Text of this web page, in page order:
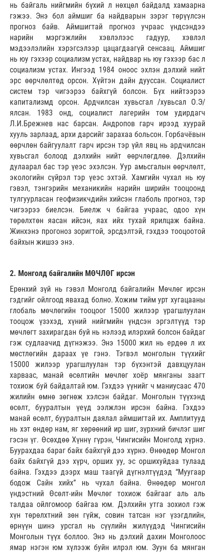
нь байгаль нийгмийн бүхий л нөхцөл байдалд хамаарна
гэжээ. Энэ бол аймшиг ба найдварын зэрэг төрүүлсэн
прогноз байв. Аймшигтай прогноз учраас үндсэндээ
нарийн мэргэжлийн хэвлэлээс гадуур, хэвлэл
мэдээлэлийн хэрэгсэлээр цацагдаагүй сенсаац. Аймшиг
нь юу гэхээр социализм устах, найдвар нь юу гэхээр бас л
социализм устах. Ингээд 1984 оноос эхлэн дэлхий нийт
эрс өөрчлөлтөд орсон. Хүйтэн дайн дууссан. Социалист
систем тэр чигээрээ байхгүй болсон. Бүх нийтээрээ
капитализмд орсон. Ардчилсан хувьсгал /хувьсал О.Э/
ялсан. 1983 онд, социалист лагерийн том удирдагч
Л.И.Брежнев нас барсан. Андропов гарч ирээд хуурай
хууль зарлаад, архи дарсийг зарахаа больсон. Горбачёвын
өөрчлөн байгуулалт гарч ирсэн тэр үйл явц нь ардчилсан
хувьсгал болоод дэлхийн нийт өөрчлөгдлөө. Дэлхийн
дулаарал бас тэр үеэс эхэлсэн. Уур амьсгалын өөрчлөлт,
экологийн сүйрэл тэр үеэс эхтэй. Хамгийн чухал нь юу
гэвэл, тэнгэрийн механикийн нарийн ширийн тооцоонд
тулгуурласан геофизикчдийн хий­сэн глаболь прогноз, тэр
чигээрээ биелсэн. Биелж ч байгаа учраас, одоо хүн
төрөлхтөн яасан ийсэн, яах ийх тухай ярил­цаж байна.
Жинхэнэ прогоноз зоригтой, эрс­дэлтэй, гэхдээ тооцоотой
байхын жишээ энэ.
2. Монголд байгалийн МӨЧЛӨГ ирсэн
Ерөнхий зүй нь гэвэл Монголд байгалийн Мөчлөг ирсэн
гэдгийг ойлгоод явахад болно. Хожим тийм урт хугацааны
глобаль мөчлөгийн тооцоог 15000 жилээр үрагшлуулан
тооцож үзэхэд, хүний нийгмийн үндсэн эргэлтүүд тэр
мөчлөгт захирагдан буй нь нэлээд илэрхий болсон байдаг
гэж судлаачид дүгнэжээ. Энэ 15000 жил нь ердөө л их
мөстлөгийн дараах үе гэнэ. Тэгвэл монголын түүхийг
15000 жилээр урагшлуулан тэр бүхэнтэй давхцуулан
харваас, манай өсөлтийн мөчлөг хоёр мянганы заагт
тохиож буй байдалтай юм. Гэхдээ үүнийг ч маниусаас 470
жилийн өмнө зөгнөж хэлсэн байдаг. Монголын түүхэнд
өсөлт, бууралтын үеүд ээлжлэн ирсэн байна. Гэхдээ
манай өсөлт, бууралтын даялал аймшигтай их. Амплитууд
нь хэт өндөр нам, яг хөрөөний ир шиг, зүрхний бичлэг шиг
гэсэн үг. Өсөхдөө Хүннү гүрэн, Чингисийн Монголд хүрнэ.
Буурахдаа бараг байх байхгүй дээ хүрнэ. Өнөөдөр Монгол
байх байхгүй дээ хүрч, орших уу, эс оршихуйдаа тулаад
байна. Гэхдээ дээрх маш таагүй дүгнэлтүүдэд “Муугаар
бодож Сайн хийх” нь чухал байна. Өнөөдөр монгол
үндэстний Өсөлт-ийн Мөчлөг тохиож байгааг аль аль
талдаа ойлгомоор байгаа юм. Дэлхийн утга зохиол гэж
хүн төрөлхтний зөн гүйж, совин татсан нэг үзэгдлийн,
өрнүүн шинэ урсгал нь сүүлийн жилүүдэд Чингисийн
Монголын түүх боллоо. Энэ нь дэлхий дахин Монголоос
ямар нэгэн юм хүлээж буйн илрэл юм. Зуун ба мянган